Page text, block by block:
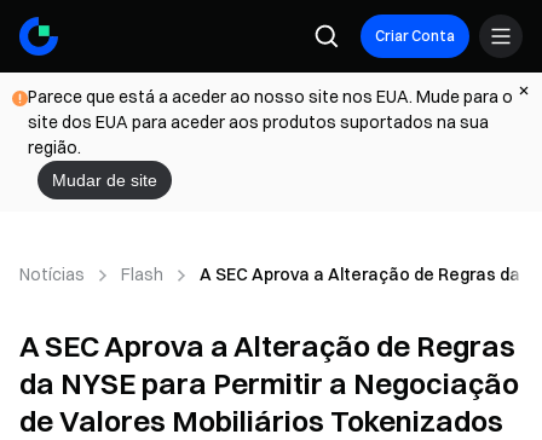
Criar Conta
Parece que está a aceder ao nosso site nos EUA. Mude para o
site dos EUA para aceder aos produtos suportados na sua
região.
Mudar de site
Notícias Flash A SEC Aprova a Alteração de Regras da
A SEC Aprova a Alteração de Regras
da NYSE para Permitir a Negociação
de Valores Mobiliários Tokenizados